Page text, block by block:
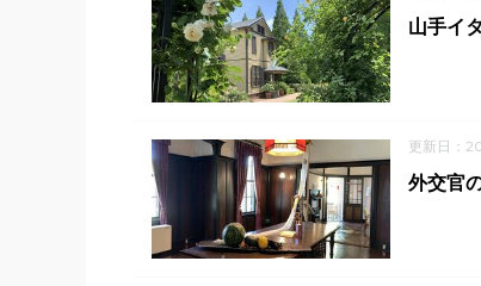
山手イ
更新日：
外交官